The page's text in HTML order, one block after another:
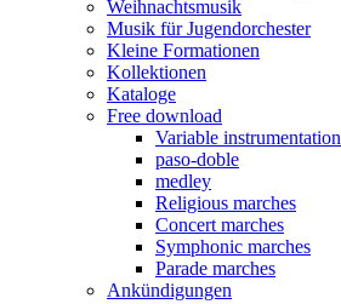
Weihnachtsmusik
Musik für Jugendorchester
Kleine Formationen
Kollektionen
Kataloge
Free download
Variable instrumentation
paso-doble
medley
Religious marches
Concert marches
Symphonic marches
Parade marches
Ankündigungen